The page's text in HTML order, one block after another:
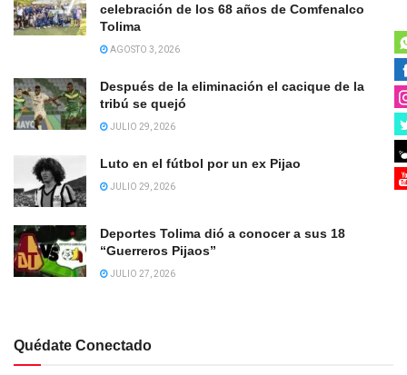
celebración de los 68 años de Comfenalco
Tolima
AGOSTO 3, 2026
Después de la eliminación el cacique de la
tribú se quejó
JULIO 29, 2026
Luto en el fútbol por un ex Pijao
JULIO 29, 2026
Deportes Tolima dió a conocer a sus 18
“Guerreros Pijaos”
JULIO 27, 2026
Quédate Conectado